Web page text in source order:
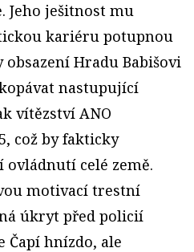
Jeho ješitnost mu
kariéru potupnou
Hradu Babišovi
nastupující
vítězství ANO
což by fakticky
celé země.
motivací trestní
úkryt před policií
Čapí hnízdo, ale